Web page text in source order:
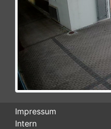
Impressum
Intern